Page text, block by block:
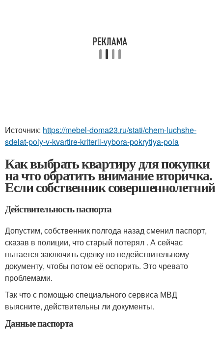
Источник: https://mebel-doma23.ru/stati/chem-luchshe-
sdelat-poly-v-kvartire-kriterii-vybora-pokrytiya-pola
Как выбрать квартиру для покупки
на что обратить внимание вторичка.
Если собственник совершеннолетний
Действительность паспорта
Допустим, собственник полгода назад сменил паспорт,
сказав в полиции, что старый потерял . А сейчас
пытается заключить сделку по недействительному
документу, чтобы потом её оспорить. Это чревато
проблемами.
Так что с помощью специального сервиса МВД
выясните, действительны ли документы.
Данные паспорта